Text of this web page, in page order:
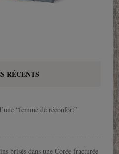
RÉCENTS
“femme de réconfort”
brisés dans une Corée fracturée